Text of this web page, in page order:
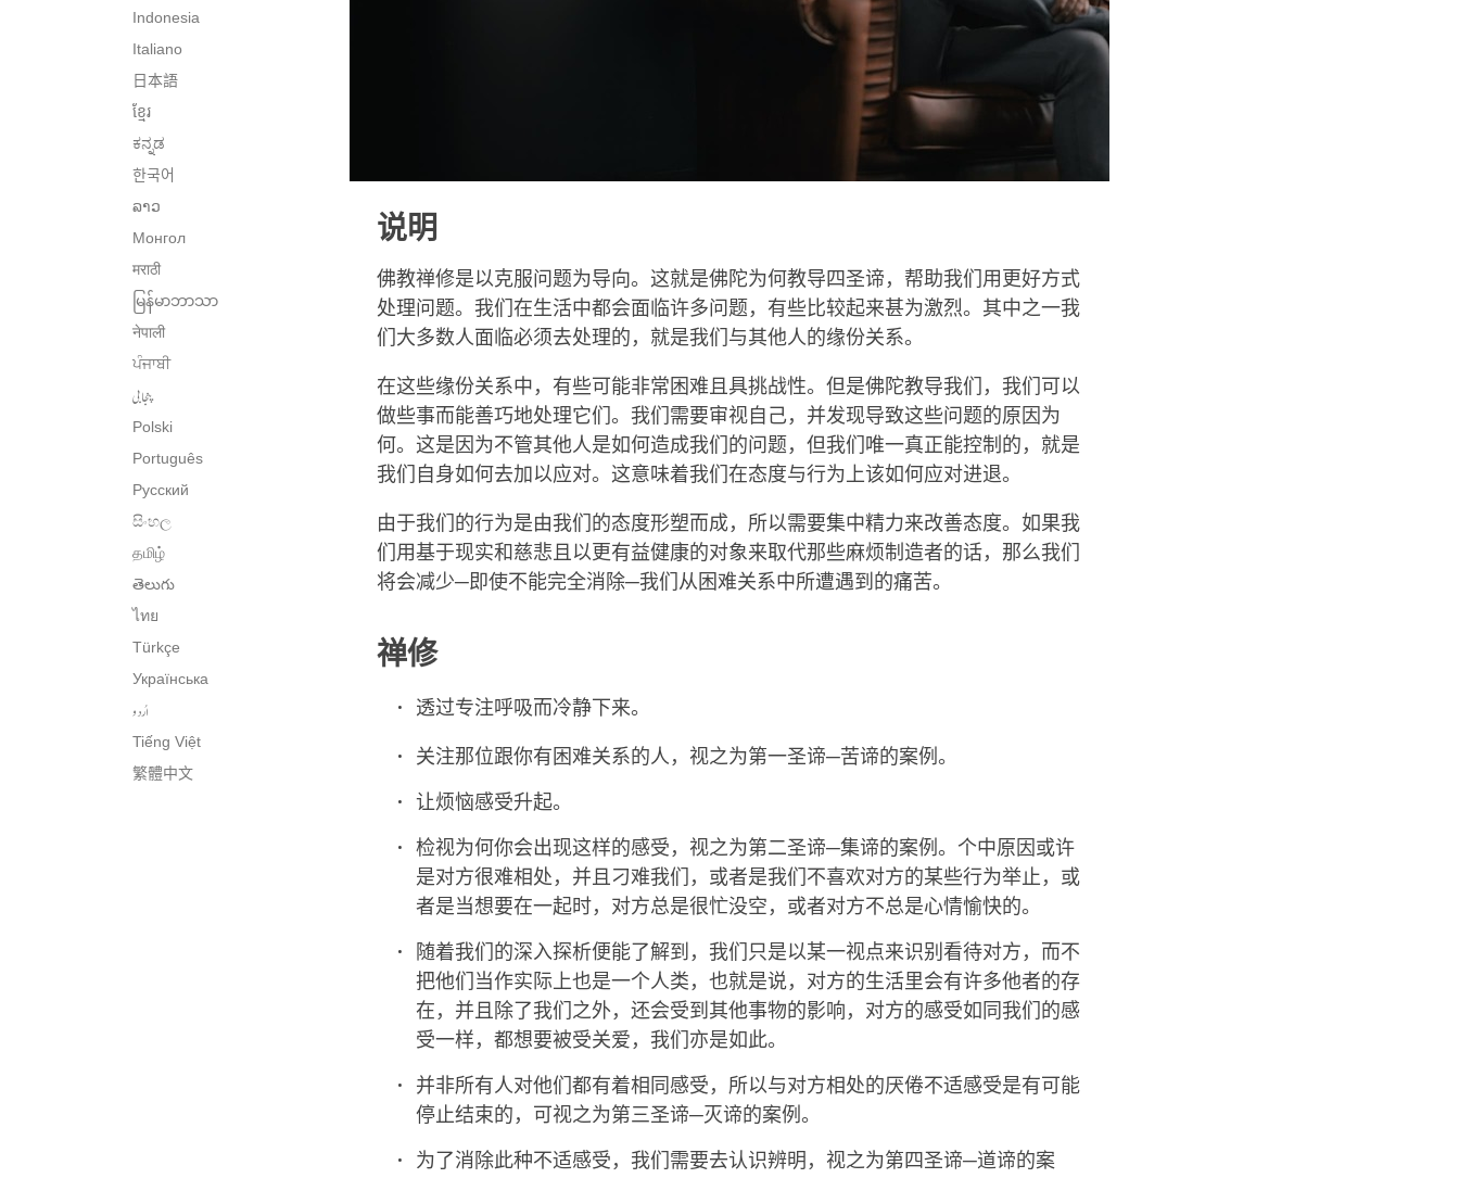
Indonesia
Italiano
日本語
ខ្មែរ
ಕನ್ನಡ
한국어
ລາວ
Монгол
मराठी
မြန်မာဘာသာ
नेपाली
ਪੰਜਾਬੀ
پنجابی
Polski
Português
Русский
සිංහල
தமிழ்
తెలుగు
ไทย
Türkçe
Українська
اُردو
Tiếng Việt
繁體中文
说明
佛教禅修是以克服问题为导向。这就是佛陀为何教导四圣谛，帮助我们用更好方式
处理问题。我们在生活中都会面临许多问题，有些比较起来甚为激烈。其中之一我
们大多数人面临必须去处理的，就是我们与其他人的缘份关系。
在这些缘份关系中，有些可能非常困难且具挑战性。但是佛陀教导我们，我们可以
做些事而能善巧地处理它们。我们需要审视自己，并发现导致这些问题的原因为
何。这是因为不管其他人是如何造成我们的问题，但我们唯一真正能控制的，就是
我们自身如何去加以应对。这意味着我们在态度与行为上该如何应对进退。
由于我们的行为是由我们的态度形塑而成，所以需要集中精力来改善态度。如果我
们用基于现实和慈悲且以更有益健康的对象来取代那些麻烦制造者的话，那么我们
将会减少─即使不能完全消除─我们从困难关系中所遭遇到的痛苦。
禅修
透过专注呼吸而冷静下来。
关注那位跟你有困难关系的人，视之为第一圣谛─苦谛的案例。
让烦恼感受升起。
检视为何你会出现这样的感受，视之为第二圣谛─集谛的案例。个中原因或许
是对方很难相处，并且刁难我们，或者是我们不喜欢对方的某些行为举止，或
者是当想要在一起时，对方总是很忙没空，或者对方不总是心情愉快的。
随着我们的深入探析便能了解到，我们只是以某一视点来识别看待对方，而不
把他们当作实际上也是一个人类，也就是说，对方的生活里会有许多他者的存
在，并且除了我们之外，还会受到其他事物的影响，对方的感受如同我们的感
受一样，都想要被受关爱，我们亦是如此。
并非所有人对他们都有着相同感受，所以与对方相处的厌倦不适感受是有可能
停止结束的，可视之为第三圣谛─灭谛的案例。
为了消除此种不适感受，我们需要去认识辨明，视之为第四圣谛─道谛的案